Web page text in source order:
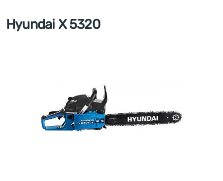
Hyundai X 5320